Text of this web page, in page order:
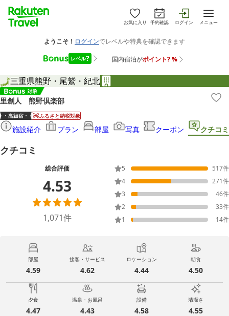
お気に入り 予約確認 ログイン メニュー
三重県熊野・尾鷲・紀北
里創人 熊野倶楽部
ふるさと納税対象
施設紹介 プラン 部屋 写真 クーポン クチコミ
クチコミ
総合評価
4.53
1,071件
5 517件
4
271件
3
46件
2
33件
1
14件
部屋
4.59
接客・サービス
4.62
ロケーション
4.44
朝食
4.50
夕食
4.47
温泉・お風呂
4.43
設備
4.58
清潔さ
4.55